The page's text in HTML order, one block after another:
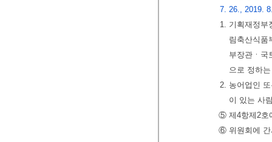
7. 26., 2019.
1. 기획재정부
림축산식품
부장관ㆍ국
으로 정하
2. 농어업인
이 있는 사
⑤ 제4항제2호
⑥ 위원회에 간